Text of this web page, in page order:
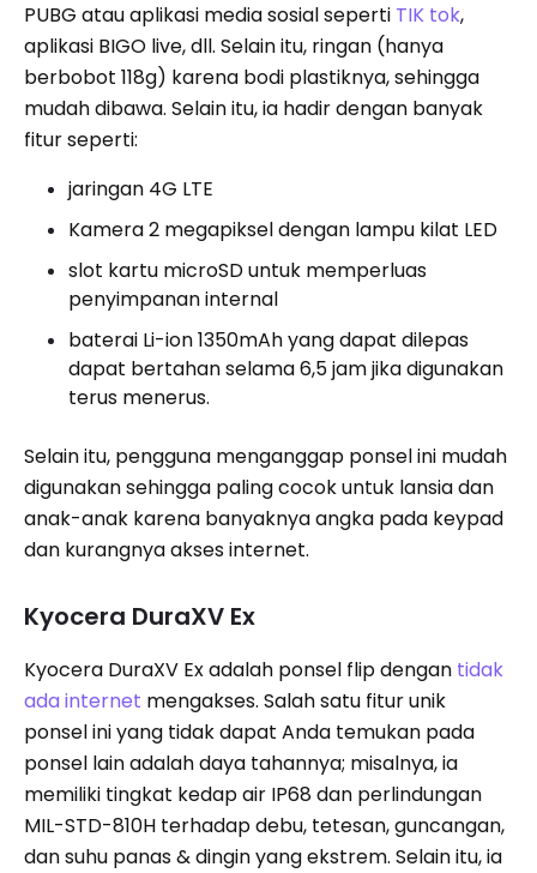
PUBG atau aplikasi media sosial seperti TIK tok,
aplikasi BIGO live, dll. Selain itu, ringan (hanya
berbobot 118g) karena bodi plastiknya, sehingga
mudah dibawa. Selain itu, ia hadir dengan banyak
fitur seperti:
jaringan 4G LTE
Kamera 2 megapiksel dengan lampu kilat LED
slot kartu microSD untuk memperluas
penyimpanan internal
baterai Li-ion 1350mAh yang dapat dilepas
dapat bertahan selama 6,5 ​​jam jika digunakan
terus menerus.
Selain itu, pengguna menganggap ponsel ini mudah
digunakan sehingga paling cocok untuk lansia dan
anak-anak karena banyaknya angka pada keypad
dan kurangnya akses internet.
Kyocera DuraXV Ex
Kyocera DuraXV Ex adalah ponsel flip dengan tidak
ada internet mengakses. Salah satu fitur unik
ponsel ini yang tidak dapat Anda temukan pada
ponsel lain adalah daya tahannya; misalnya, ia
memiliki tingkat kedap air IP68 dan perlindungan
MIL-STD-810H terhadap debu, tetesan, guncangan,
dan suhu panas & dingin yang ekstrem. Selain itu, ia